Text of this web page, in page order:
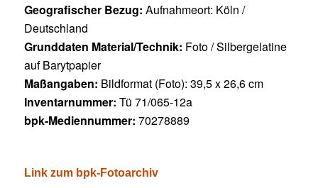
Geografischer Bezug: Aufnahmeort: Köln /
Deutschland
Grunddaten Material/Technik: Foto / Silbergelatine
auf Barytpapier
Maßangaben: Bildformat (Foto): 39,5 x 26,6 cm
Inventarnummer: Tü 71/065-12a
bpk-Mediennummer: 70278889
Link zum bpk-Fotoarchiv